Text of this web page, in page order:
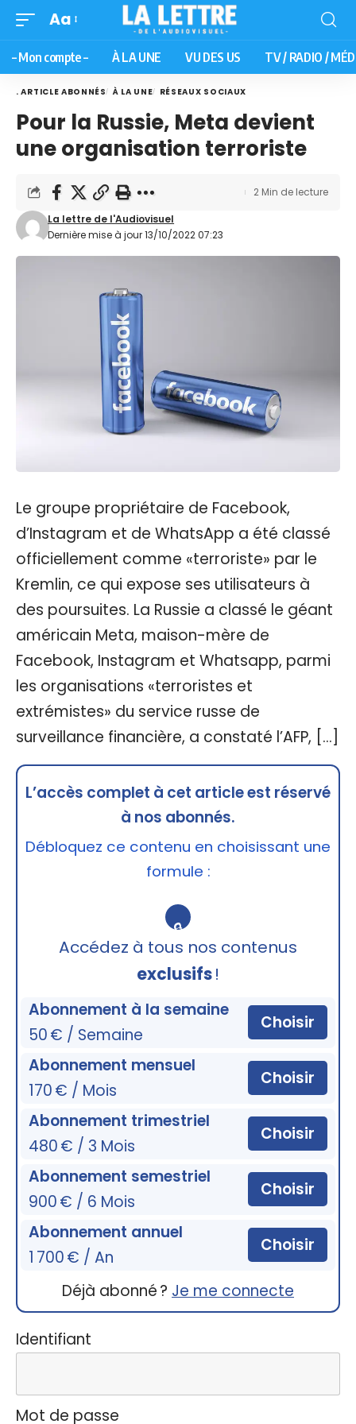
Aa
– Mon compte – À LA UNE VU DES US TV / RADIO /
. ARTICLE ABONNÉS À LA UNE RÉSEAUX SOCIAUX
Pour la Russie, Meta devient
une organisation terroriste
Dernière mise à jour 13/10/2022 07:23
La lettre de l'Audiovisuel
2 Min de lecture
Le groupe propriétaire de Facebook,
d’Instagram et de WhatsApp a été classé
officiellement comme «terroriste» par le
Kremlin, ce qui expose ses utilisateurs à
des poursuites. La Russie a classé le géant
américain Meta, maison-mère de
Facebook, Instagram et Whatsapp, parmi
les organisations «terroristes et
extrémistes» du service russe de
surveillance financière, a constaté l’AFP, […]
L’accès complet à cet article est réservé
à nos abonnés.
Débloquez ce contenu en choisissant une
formule :
🔒
Accédez à tous nos contenus
exclusifs!
Abonnement à la semaine
50 € / Semaine
Choisir
Abonnement mensuel
170 € / Mois
Choisir
Abonnement trimestriel
480 € / 3 Mois
Choisir
Abonnement semestriel
900 € / 6 Mois
Choisir
Abonnement annuel
1 700 € / An
Choisir
Déjà abonné ? Je me connecte
Identifiant
Mot de passe